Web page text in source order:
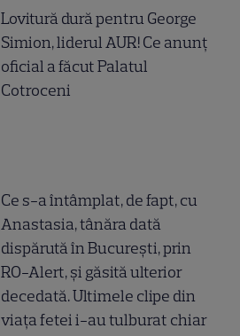
Lovitură dură pentru George
Simion, liderul AUR! Ce anunț
oficial a făcut Palatul
Cotroceni
Ce s-a întâmplat, de fapt, cu
Anastasia, tânăra dată
dispărută în București, prin
RO-Alert, și găsită ulterior
decedată. Ultimele clipe din
viața fetei i-au tulburat chiar